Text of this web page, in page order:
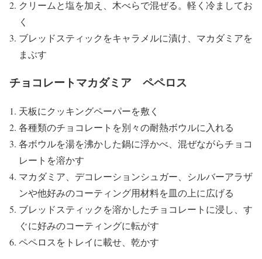
クリームと塩を加え、木べらで混ぜる。軽く冷ましてお
く
ブレッドスティックをキャラメルに漬け、マカダミアを
まぶす
チョコレートマカダミア ペペロス
天板にクッキングペーパーを敷く
各種類のチョコレートを別々の耐熱ボウルに入れる
各ボウルを湯を沸かした鍋に浮かべ、混ぜながらチョコ
レートを溶かす
マカダミア、デコレーションシュガー、シルバーアラザ
ンや他好みのコーティング用材料を皿の上に広げる
ブレッドスティックを溶かしたチョコレートに浸し、す
ぐに好みのコーティングに転がす
ペペロスをトレイに載せ、乾かす